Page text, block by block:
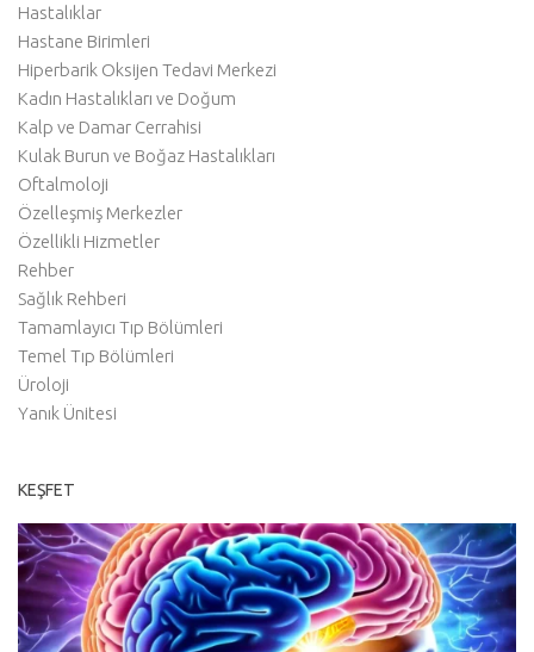
Hastalıklar
Hastane Birimleri
Hiperbarik Oksijen Tedavi Merkezi
Kadın Hastalıkları ve Doğum
Kalp ve Damar Cerrahisi
Kulak Burun ve Boğaz Hastalıkları
Oftalmoloji
Özelleşmiş Merkezler
Özellikli Hizmetler
Rehber
Sağlık Rehberi
Tamamlayıcı Tıp Bölümleri
Temel Tıp Bölümleri
Üroloji
Yanık Ünitesi
KEŞFET